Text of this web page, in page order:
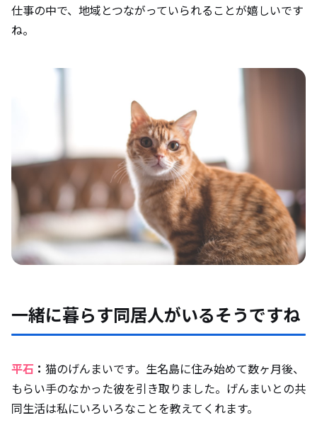
仕事の中で、地域とつながっていられることが嬉しいです
ね。
一緒に暮らす同居人がいるそうですね
平石 ： 猫のげんまいです。生名島に住み始めて数ヶ月後、
もらい手のなかった彼を引き取りました。げんまいとの共
同生活は私にいろいろなことを教えてくれます。